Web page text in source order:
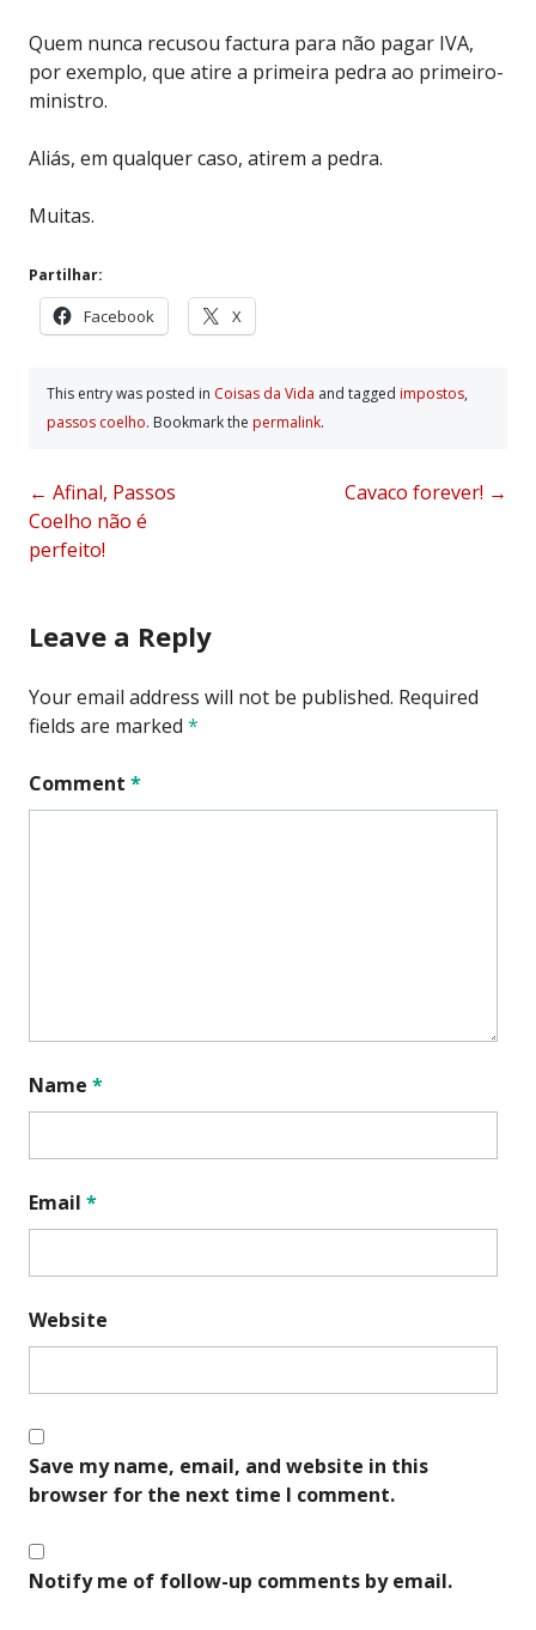
Quem nunca recusou factura para não pagar IVA,
por exemplo, que atire a primeira pedra ao primeiro-
ministro.
Aliás, em qualquer caso, atirem a pedra.
Muitas.
Partilhar:
Facebook X
This entry was posted in Coisas da Vida and tagged impostos,
passos coelho. Bookmark the permalink.
Post
navigation
← Afinal, Passos
Coelho não é
perfeito!
Cavaco forever! →
Leave a Reply
Your email address will not be published. Required
fields are marked *
Comment *
Name *
Email *
Website
Save my name, email, and website in this
browser for the next time I comment.
Notify me of follow-up comments by email.